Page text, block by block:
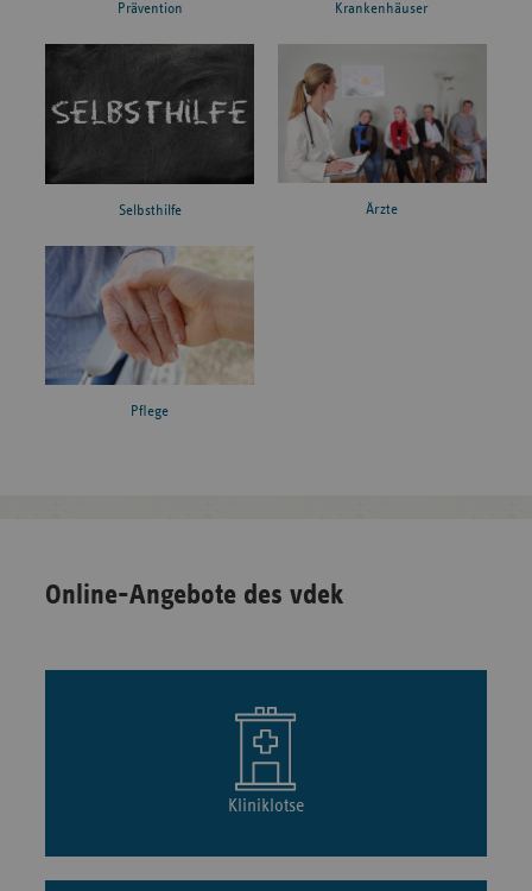
Prävention Krankenhäuser
Selbsthilfe Ärzte
Pflege
Online-Angebote des vdek
Kliniklotse